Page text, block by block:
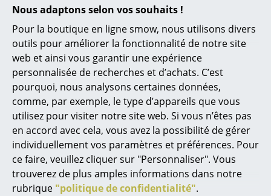
Nous adaptons selon vos souhaits !
Pour la boutique en ligne smow, nous utilisons divers
outils pour améliorer la fonctionnalité de notre site
web et ainsi vous garantir une expérience
personnalisée de recherches et d’achats. C’est
pourquoi, nous analysons certaines données,
comme, par exemple, le type d’appareils que vous
utilisez pour visiter notre site web. Si vous n’êtes pas
en accord avec cela, vous avez la possibilité de gérer
individuellement vos paramètres et préférences. Pour
ce faire, veuillez cliquer sur "Personnaliser". Vous
trouverez de plus amples informations dans notre
rubrique "politique de confidentialité".
... voir tous les lits
Accessoires
Horloges
Miroirs
Figurines & Miniatures
Vases
Plateaux
Accessoires de bureau
Entretien
La surface peut être essuyée avec un chiffon
doux. Si nécessaire, utilisez de l'eau tiède
avec une petite quantité de détergent pour
vaisselle et essuyez.
Garantie
24 mois
Le fabricant Ongo offre également une
garantie de 3 ans sur le produit
Données & Détails
produit
Veuillez cliquer sur l'image afin d'obtenir les
informations détaillées du produit (env. 1,7
MB) / (version en allemand).